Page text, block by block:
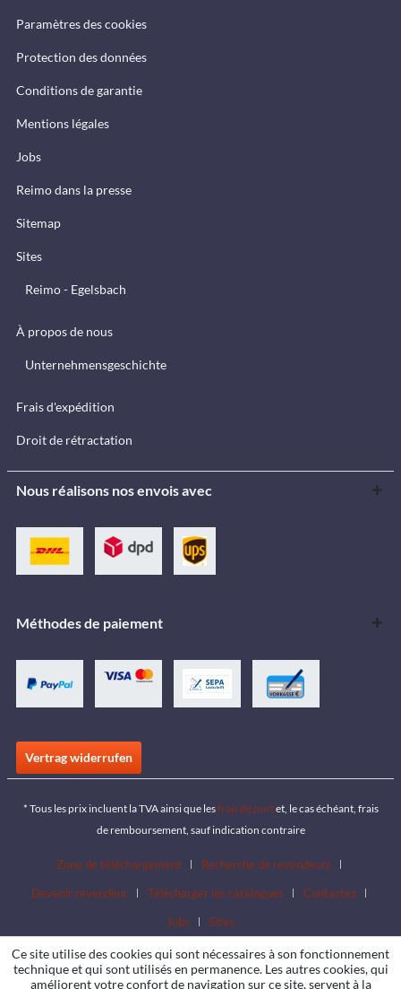
Paramètres des cookies
Protection des données
Conditions de garantie
Mentions légales
Jobs
Reimo dans la presse
Sitemap
Sites
Reimo - Egelsbach
À propos de nous
Unternehmensgeschichte
Frais d'expédition
Droit de rétractation
Nous réalisons nos envois avec
Méthodes de paiement
Vertrag widerrufen
* Tous les prix incluent la TVA ainsi que lesfrais de portet, le cas échéant, frais
de remboursement, sauf indication contraire
Zone de téléchargement
Recherche de revendeurs
Devenir revendeur
Télécharger les catalogues
Contactez
Jobs
Sites
Ce site utilise des cookies qui sont nécessaires à son fonctionnement
technique et qui sont utilisés en permanence. Les autres cookies, qui
améliorent votre confort de navigation sur ce site, servent à la